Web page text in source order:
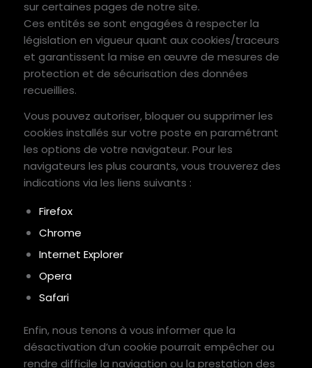
sur certaines pages de notre site.
Ces entités se sont engagées à respecter la
législation en vigueur quant aux cookies/traceurs
et garantissent la mise en œuvre de mesures de
protection et de sécurisation des données
recueillies.
Vous pouvez autoriser, bloquer ou supprimer les
cookies installés sur votre poste en paramétrant
les options de votre navigateur. Pour les
navigateurs les plus courants, vous trouverez des
indications via les liens suivants :
Firefox
Chrome
Internet Explorer
Opera
Safari
Enfin, nous tenons à vous informer que la
désactivation d’un cookie pourrait empêcher ou
rendre difficile la navigation ou la prestation des